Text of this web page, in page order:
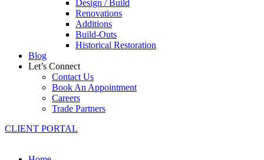
Design / Build
Renovations
Additions
Build-Outs
Historical Restoration
Blog
Let’s Connect
Contact Us
Book An Appointment
Careers
Trade Partners
CLIENT PORTAL